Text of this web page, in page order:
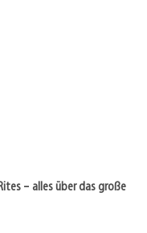
– alles über das große